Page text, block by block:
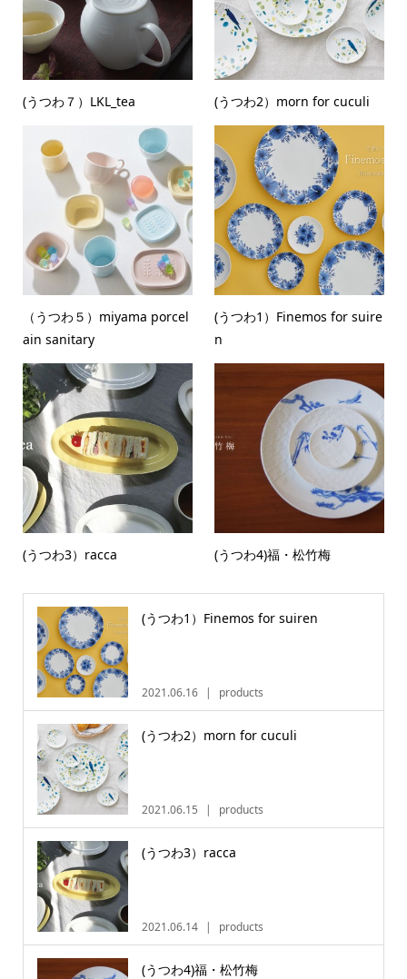
(うつわ７）LKL_tea (うつわ2）morn for cuculi
（うつわ５）miyama porcel
ain sanitary
(うつわ1）Finemos for suire
n
(うつわ3）racca (うつわ4)福・松竹梅
(うつわ1）Finemos for suiren
2021.06.16 products
(うつわ2）morn for cuculi
2021.06.15 products
(うつわ3）racca
2021.06.14 products
(うつわ4)福・松竹梅